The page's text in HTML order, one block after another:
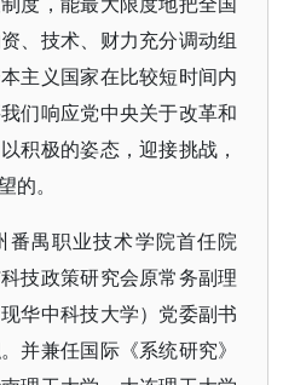
、技术、财力充分调动组
主义国家在比较短时间内
们响应党中央关于改革和
积极的姿态，迎接挑战，
的。
番禺职业技术学院首任院
技政策研究会原常务副理
华中科技大学）党委副书
并兼任国际《系统研究》